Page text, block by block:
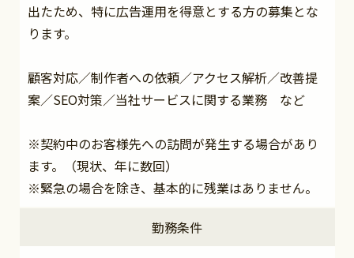
出たため、特に広告運用を得意とする方の募集とな
ります。
顧客対応／制作者への依頼／アクセス解析／改善提
案／SEO対策／当社サービスに関する業務 など
※契約中のお客様先への訪問が発生する場合があり
ます。（現状、年に数回）
※緊急の場合を除き、基本的に残業はありません。
勤務条件